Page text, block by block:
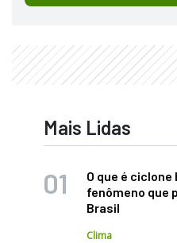
Mais Lidas
O que é
fenômeno que
Brasil
Clima